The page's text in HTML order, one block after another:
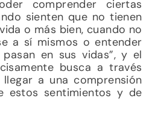
comprender ciertas
sienten que no tienen
o más bien, cuando no
a sí mismos o entender
en sus vidas”, y el
busca a través
a una comprensión
estos sentimientos y de